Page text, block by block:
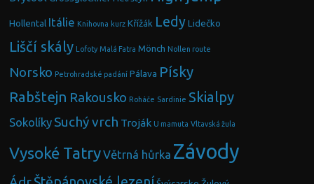
Hollental Itálie Knihovna kurz Křížák Ledy Lidečko
Liščí skály Lofoty Malá Fatra Mönch Nollen route
Norsko Petrohradské padání Pálava Písky
Rabštejn Rakousko Roháče Sardinie Skialpy
Sokolíky Suchý vrch Troják U mamuta Vltavská žula
Vysoké TatryVětrná hůrka Závody